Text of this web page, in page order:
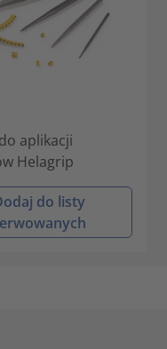
aplikacji
Helagrip
do listy